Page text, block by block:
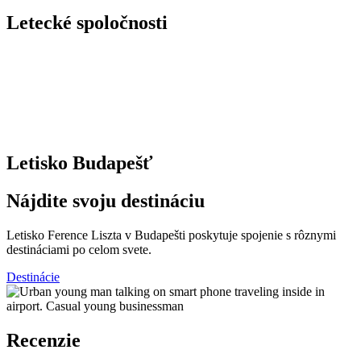
Letecké spoločnosti
Letisko Budapešť
Nájdite svoju destináciu
Letisko Ference Liszta v Budapešti poskytuje spojenie s rôznymi
destináciami po celom svete.
Destinácie
Recenzie